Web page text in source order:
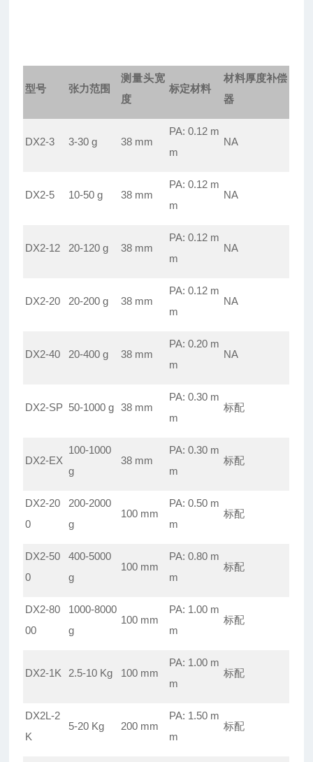
型号 张力范围
测量头宽
度
标定材料
材料厚度补偿
器
DX2-3 3-30 g 38 mm
PA: 0.12 m
m
NA
DX2-5 10-50 g 38 mm
PA: 0.12 m
m
NA
DX2-12 20-120 g 38 mm
PA: 0.12 m
m
NA
DX2-20 20-200 g 38 mm
PA: 0.12 m
m
NA
DX2-40 20-400 g 38 mm
PA: 0.20 m
m
NA
DX2-SP 50-1000 g 38 mm
PA: 0.30 m
m
标配
DX2-EX
100-1000
g
38 mm
PA: 0.30 m
m
标配
DX2-20
0
200-2000
g
100 mm
PA: 0.50 m
m
标配
DX2-50
0
400-5000
g
100 mm
PA: 0.80 m
m
标配
DX2-80
00
1000-8000
g
100 mm
PA: 1.00 m
m
标配
DX2-1K 2.5-10 Kg 100 mm
PA: 1.00 m
m
标配
DX2L-2
K
5-20 Kg 200 mm
PA: 1.50 m
m
标配